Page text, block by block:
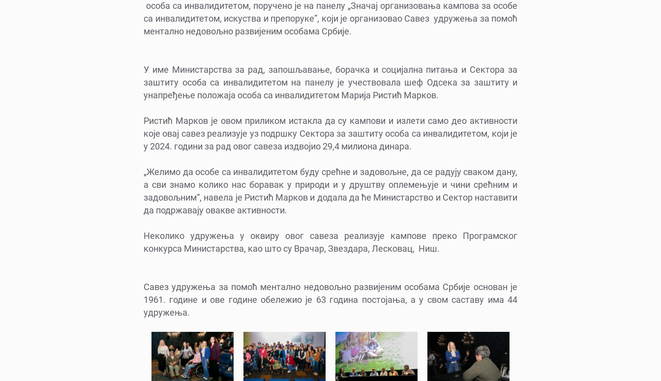
особа са инвалидитетом, поручено је на панелу „Значај организовања кампова за особе
са инвалидитетом, искуства и препоруке”, који је организовао Савез удружења за помоћ
ментално недовољно развијеним особама Србије.
У име Министарства за рад, запошљавање, борачка и социјална питања и Сектора за
заштиту особа са инвалидитетом на панелу је учествовала шеф Одсека за заштиту и
унапређење положаја особа са инвалидитетом Марија Ристић Марков.
Ристић Марков је овом приликом истакла да су кампови и излети само део активности
које овај савез реализује уз подршку Сектора за заштиту особа са инвалидитетом, који је
у 2024. години за рад овог савеза издвојио 29,4 милиона динара.
„Желимо да особе са инвалидитетом буду срећне и задовољне, да се радују сваком дану,
а сви знамо колико нас боравак у природи и у друштву оплемењује и чини срећним и
задовољним“, навела је Ристић Марков и додала да ће Министарство и Сектор наставити
да подржавају овакве активности.
Неколико удружења у оквиру овог савеза реализује кампове преко Програмског
конкурса Министарства, као што су Врачар, Звездара, Лесковац, Ниш.
Савез удружења за помоћ ментално недовољно развијеним особама Србије основан је
1961. године и ове године обележио је 63 година постојања, а у свом саставу има 44
удружења.